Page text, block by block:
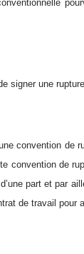
signer une
convention de
convention de
part et par
de travail pour